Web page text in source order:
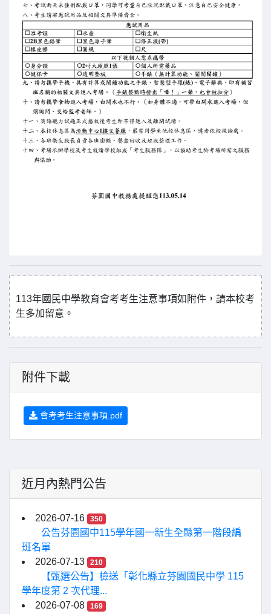
113年國民中學教育會考考生注意事項如附件，請本校考
生多加留意。
附件下載
會考考生注意事項.pdf
近月內熱門公告
2026-07-16 350
公告芬園國中115學年國一新生全縣第一階段編
班名單
2026-07-13
210
【甄選公告】檢送「彰化縣立芬園國民中學 115
學年度第 2 次代理...
2026-07-08
169